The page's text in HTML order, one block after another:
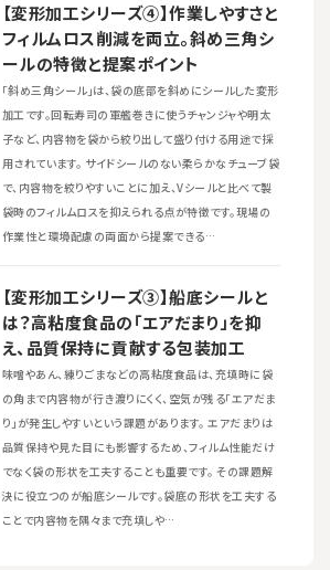
【変形加工シリーズ④】作業しやすさと
フィルムロス削減を両立。斜め三角シ
ールの特徴と提案ポイント
「斜め三角シール」は、袋の底部を斜めにシールした変形
加工です。回転寿司の軍艦巻きに使うチャンジャや明太
子など、内容物を袋から絞り出して盛り付ける用途で採
用されています。 サイドシールのない柔らかなチューブ袋
で、内容物を絞りやすいことに加え、Vシールと比べて製
袋時のフィルムロスを抑えられる点が特徴です。現場の
作業性と環境配慮の両面から提案できる…
【変形加工シリーズ③】船底シールと
は？高粘度食品の「エアだまり」を抑
え、品質保持に貢献する包装加工
味噌やあん、練りごまなどの高粘度食品は、充填時に袋
の角まで内容物が行き渡りにくく、空気が残る「エアだま
り」が発生しやすいという課題があります。 エアだまりは
品質保持や見た目にも影響するため、フィルム性能だけ
でなく袋の形状を工夫することも重要です。 その課題解
決に役立つのが船底シールです。袋底の形状を工夫する
ことで内容物を隅々まで充填しや…